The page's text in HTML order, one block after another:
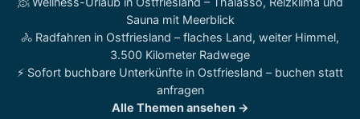
Sauna mit Meerblick
🚴 Radfahren in Ostfriesland – flaches Land, weiter Himmel,
3.500 Kilometer Radwege
⚡ Sofort buchbare Unterkünfte in Ostfriesland – buchen statt
anfragen
Alle Themen ansehen →